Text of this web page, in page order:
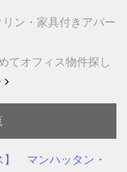
ン・家具付きアパー
てオフィス物件探し
】 マンハッタン・